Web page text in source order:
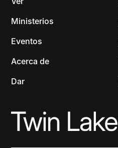
Ministerios
Eventos
Acerca de
Dar